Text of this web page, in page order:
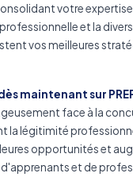
votre
et la
vos meilleures
maintenant sur
face à la
la légitimité
opportunités et
et de